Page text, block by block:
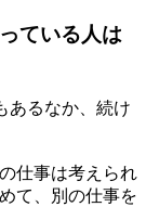
ている人は
あるなか、続け
仕事は考えられ
て、別の仕事を